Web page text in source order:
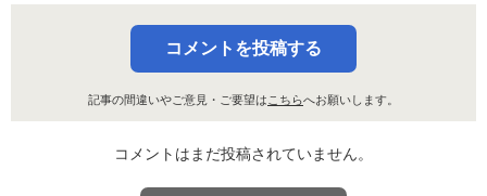
コメントを投稿する
記事の間違いやご意見・ご要望は こちらへお願いします。
コメントはまだ投稿されていません。